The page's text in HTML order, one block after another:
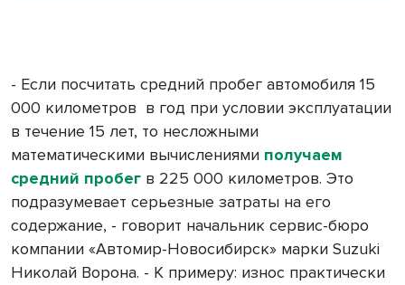
- Если посчитать средний пробег автомобиля 15
000 километров в год при условии эксплуатации
в течение 15 лет, то несложными
математическими вычислениями получаем
средний пробег в 225 000 километров. Это
подразумевает серьезные затраты на его
содержание, - говорит начальник сервис-бюро
компании «Автомир-Новосибирск» марки Suzuki
Николай Ворона. - К примеру: износ практически